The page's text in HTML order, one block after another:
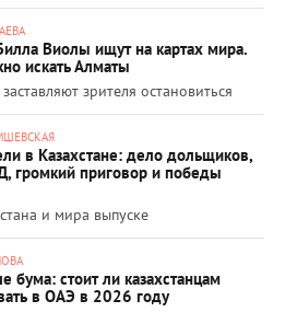
Виолы ищут на картах мира.
искать Алматы
зрителя остановиться
в Казахстане: дело дольщиков,
громкий приговор и победы
и мира выпуске
бума: стоит ли казахстанцам
в ОАЭ в 2026 году